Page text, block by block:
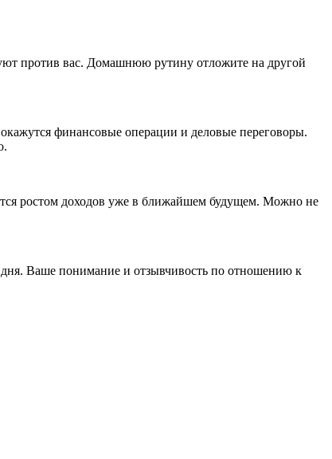
против вас. Домашнюю рутину отложите на другой
финансовые операции и деловые переговоры.
ростом доходов уже в ближайшем будущем. Можно не
Ваше понимание и отзывчивость по отношению к